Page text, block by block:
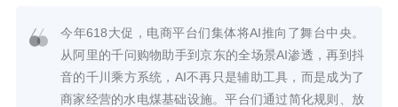
今年618大促，电商平台们集体将AI推向了舞台中央。
从阿里的千问购物助手到京东的全场景AI渗透，再到抖
音的千川乘方系统，AI不再只是辅助工具，而是成为了
商家经营的水电煤基础设施。平台们通过简化规则、放